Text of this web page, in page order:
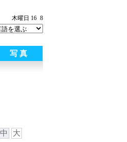
木曜日 16 8
写 真
中 大